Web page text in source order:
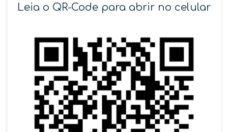
Leia o QR-Code para abrir no celular